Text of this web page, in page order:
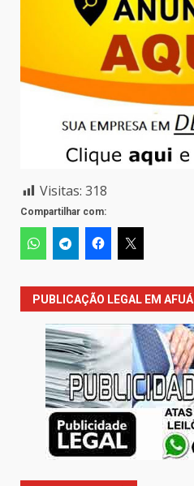
Visitas: 318
Compartilhar com:
PUBLICAÇÃO LEGAL EM AFUÁ